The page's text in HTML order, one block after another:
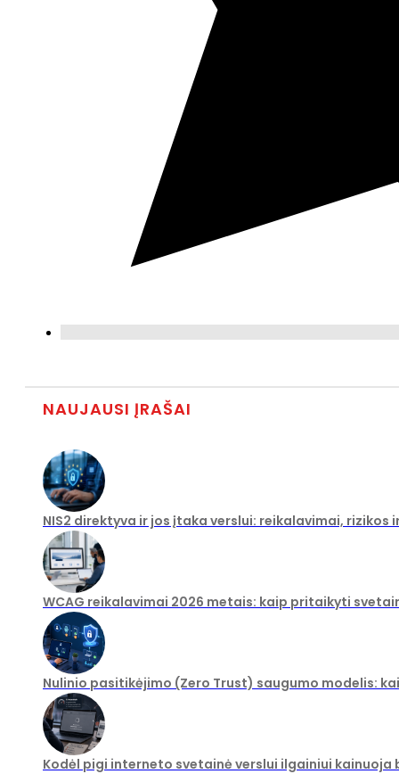
NAUJAUSI ĮRAŠAI
NIS2 direktyva ir jos įtaka verslui: reikalavimai, rizikos
WCAG reikalavimai 2026 metais: kaip pritaikyti
Nulinio pasitikėjimo (Zero Trust) saugumo modelis:
Kodėl pigi interneto svetainė verslui ilgainiui kainuoja